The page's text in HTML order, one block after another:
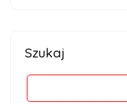
Szukaj